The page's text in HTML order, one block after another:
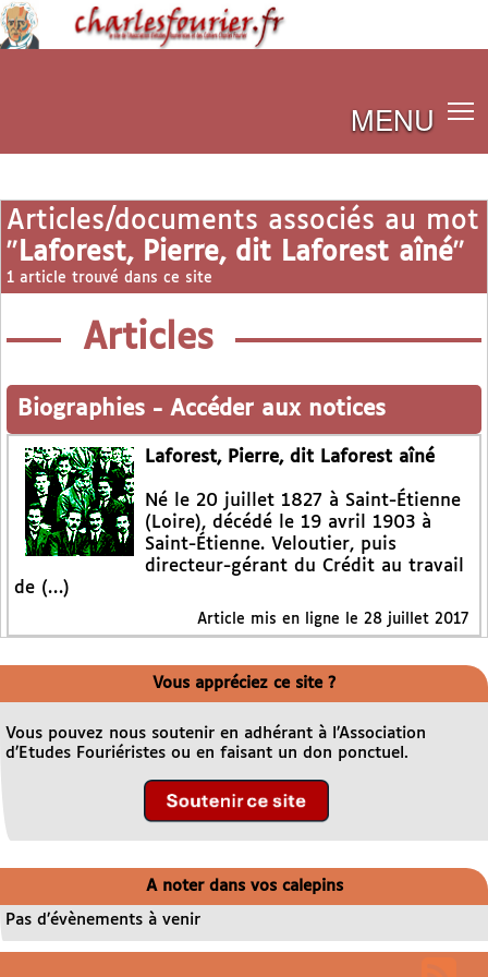
MENU
Articles/documents associés au mot
" Laforest, Pierre, dit Laforest aîné"
1 article trouvé dans ce site
Articles
Biographies - Accéder aux notices
Laforest, Pierre, dit Laforest aîné
Né le 20 juillet 1827 à Saint-Étienne
(Loire), décédé le 19 avril 1903 à
Saint-Étienne. Veloutier, puis
directeur-gérant du Crédit au travail
de (…)
Article mis en ligne le 28 juillet 2017
Vous appréciez ce site ?
Vous pouvez nous soutenir en adhérant à l’Association
d’Etudes Fouriéristes ou en faisant un don ponctuel.
A noter dans vos calepins
Pas d’évènements à venir